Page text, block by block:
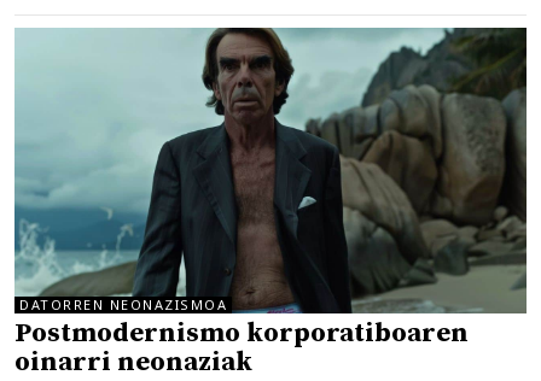
DATORREN NEONAZISMOA
Postmodernismo korporatiboaren
oinarri neonaziak